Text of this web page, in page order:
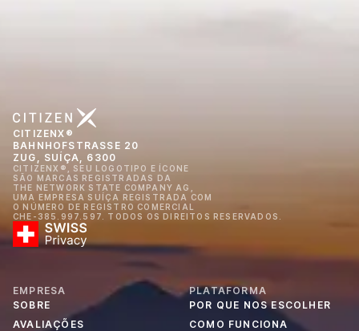
CITIZENX®
BAHNHOFSTRASSE 20
ZUG, SUÍÇA, 6300
CITIZENX®, SEU LOGOTIPO E ÍCONE
SÃO MARCAS REGISTRADAS DA
THE NETWORK STATE COMPANY AG,
UMA EMPRESA SUÍÇA REGISTRADA COM
O NÚMERO DE REGISTRO COMERCIAL
CHE-385.997.597. TODOS OS DIREITOS RESERVADOS.
EMPRESA
SOBRE
AVALIAÇÕES
PLATAFORMA
POR QUE NOS ESCOLHER
COMO FUNCIONA